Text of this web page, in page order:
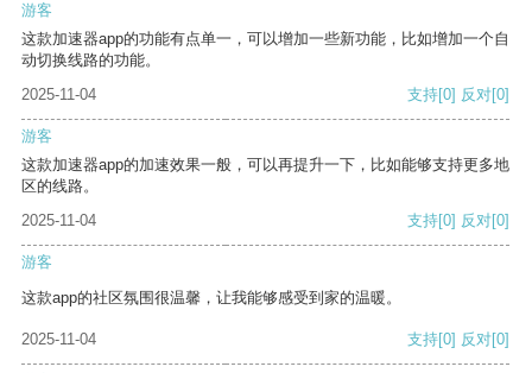
游客
这款加速器app的功能有点单一，可以增加一些新功能，比如增加一个自
动切换线路的功能。
2025-11-04
支持[0] 反对[0]
游客
这款加速器app的加速效果一般，可以再提升一下，比如能够支持更多地
区的线路。
2025-11-04
支持[0] 反对[0]
游客
这款app的社区氛围很温馨，让我能够感受到家的温暖。
2025-11-04 支持[0] 反对[0]